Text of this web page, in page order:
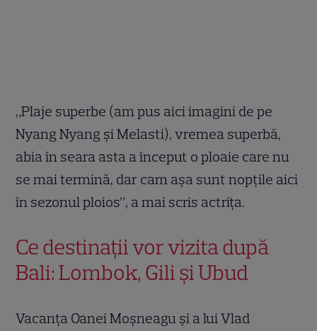
„Plaje superbe (am pus aici imagini de pe
Nyang Nyang și Melasti), vremea superbă,
abia în seara asta a început o ploaie care nu
se mai termină, dar cam așa sunt nopțile aici
în sezonul ploios”, a mai scris actrița.
Ce destinații vor vizita după
Bali: Lombok, Gili și Ubud
Vacanța Oanei Moșneagu și a lui Vlad